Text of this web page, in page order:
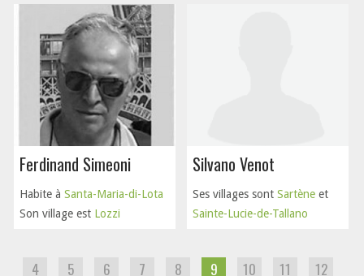
Ferdinand Simeoni
Habite à Santa-Maria-di-Lota
Son village est Lozzi
Silvano Venot
Ses villages sont Sartène et
Sainte-Lucie-de-Tallano
4 5 6 7 8 9 10 11
12